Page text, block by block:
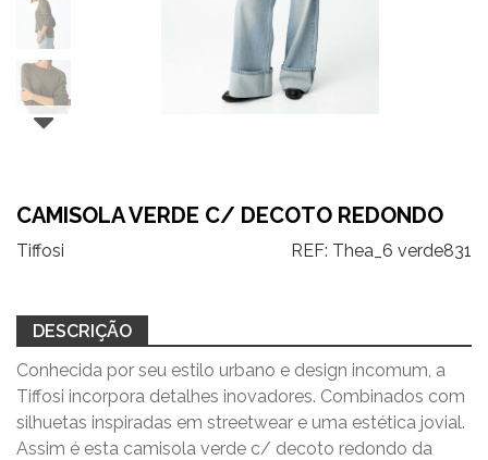
CAMISOLA VERDE C/ DECOTO REDONDO
Tiffosi REF: Thea_6 verde831
DESCRIÇÃO
Conhecida por seu estilo urbano e design incomum, a
Tiffosi incorpora detalhes inovadores. Combinados com
silhuetas inspiradas em streetwear e uma estética jovial.
Assim é esta camisola verde c/ decoto redondo da